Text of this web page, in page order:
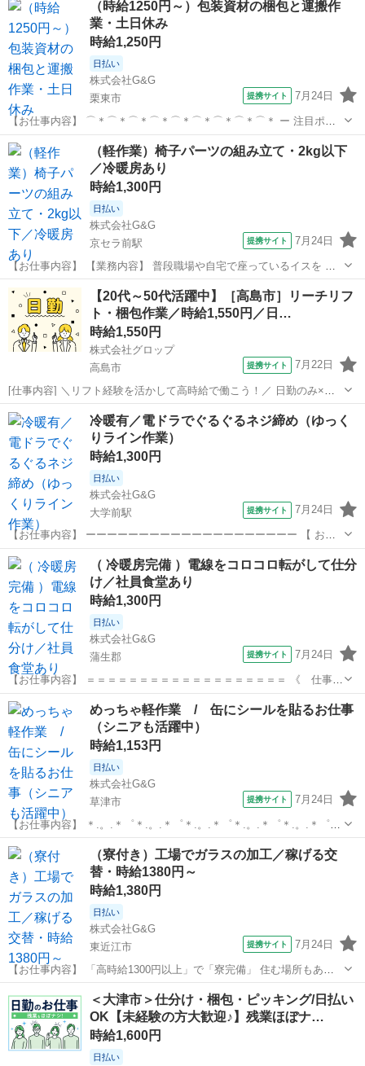
します！ ①加工機近くまで、材料を運ぶ ②加工した製品を、指定場所
まで運ぶ ③トラック...
（時給1250円～）包装資材の梱包と運搬作
業・土日休み
時給1,250円
日払い
株式会社G&G
栗東市
提携サイト 7月24日
【お仕事内容】 ⌒＊⌒＊⌒＊⌒＊⌒＊⌒＊⌒＊⌒＊⌒＊ ー 注目ポイ
ント ー 【高時給1250円以上！】 残業無くてもしっかり稼げる。
【週末オフ】 土日休みで基本平日のみ。 【経験不問】 未経験ス
タートさんも大...
滋賀 仕分け
（軽作業）椅子パーツの組み立て・2kg以下
／冷暖房あり
時給1,300円
日払い
株式会社G&G
京セラ前駅
提携サイト 7月24日
【お仕事内容】 【業務内容】 普段職場や自宅で座っているイスを 組
み立てるお仕事！ ※電動ドライバーを使用します スピードはそこまで
求められないので マイペースに作業ができます。 ＼ 環境GOOD！
／ 冷暖房完備の工場...
東近江市 京セラ前駅 仕分け
【20代～50代活躍中】［高島市］リーチリフ
ト・梱包作業／時給1,550円／日…
時給1,550円
株式会社グロップ
高島市
提携サイト 7月22日
[仕事内容] ＼リフト経験を活かして高時給で働こう！／ 日勤のみ×土
日祝休みでプライベートも充実♪ リーチリフト作業に加え、梱包やラ
ベル貼りなどのシンプルな軽作業もあるため、 体を動かしながら働き
たい方にピッタリのお仕事で...
滋賀 高島市 仕分け
冷暖有／電ドラでぐるぐるネジ締め（ゆっく
りライン作業）
時給1,300円
日払い
株式会社G&G
大学前駅
提携サイト 7月24日
【お仕事内容】 ーーーーーーーーーーーーーーーーーーーー 【 お仕
事内容 】 椅子の製造工場で、組み立てをお任せ！ ゆっくりスピード
のライン作業！ パーツを電ドラでグルグルっと組立て！ 【 安心のポ
イント 】 ①重...
滋賀 東近江市 大学前駅 仕分け
（ 冷暖房完備 ）電線をコロコロ転がして仕分
け／社員食堂あり
時給1,300円
日払い
株式会社G&G
蒲生郡
提携サイト 7月24日
【お仕事内容】 ＝＝＝＝＝＝＝＝＝＝＝＝＝＝＝＝＝＝＝ 《 仕事内
容 》 電線など、ボビンに巻かれた製品を コロコロ転がして仕分けを
おこないます！ 加工が終わった電線などが 機械で巻かれて出てくるの
で 出荷伝票を1枚ず...
滋賀
めっちゃ軽作業 / 缶にシールを貼るお仕事
（シニアも活躍中）
時給1,153円
日払い
株式会社G&G
草津市
提携サイト 7月24日
【お仕事内容】 ＊.。.＊゜＊.。.＊゜＊.。.＊゜＊.。.＊゜＊.。.＊゜
＊.。.＊゜ ＼事前の職場見学も実施中／ 「見学だけ・相談だけ・聞く
だけ」も大歓迎！ お気軽にお問合せ・ご応募下さい！ ＊.。.＊゜
＊.。.＊...
滋賀 仕分け
（寮付き）工場でガラスの加工／稼げる交
替・時給1380円～
時給1,380円
日払い
株式会社G&G
東近江市
提携サイト 7月24日
【お仕事内容】 「高時給1300円以上」で「寮完備」 住む場所もあっ
てしっかり稼げる求人！ ～20代・30代・40代・50代・の 男
性が主に就業しています～ _/_/_/_/_/_/_/_/_/_/_/_/_/_...
仕分け
＜大津市＞仕分け・梱包・ピッキング/日払い
OK【未経験の方大歓迎♪】残業ほぼナ…
時給1,600円
日払い